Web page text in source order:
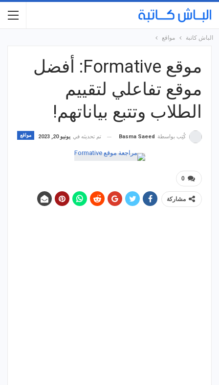
الباش كاتبة مواقع
موقع Formative: أفضل
موقع تفاعلي لتقييم
الطلاب وتتبع بياناتهم!
مواقع كُتِب بواسطة Basma Saeed تم تحديثه في يونيو 20, 2023
0
مشاركة